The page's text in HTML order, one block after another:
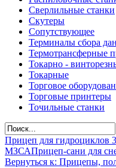
Сверлильные станки
Скутеры
Сопутствующее
Терминалы сбора
Термотрансферные
Токарно -
Токарные
Торговое
Торговые принтеры
Точильные станки
Прицеп для гидроциклов
МЗСАПрицеп-сани для
Вернуться к: Прицепы,